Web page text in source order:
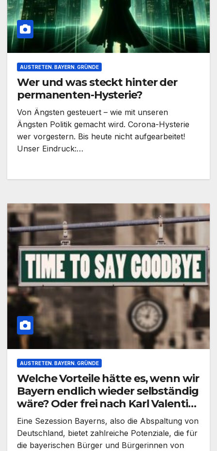
AUSTRETEN. BAYERN. GRÜNDE
Wer und was steckt hinter der
permanenten-Hysterie?
Von Ängsten gesteuert – wie mit unseren
Ängsten Politik gemacht wird. Corona-Hysterie
wer vorgestern. Bis heute nicht aufgearbeitet!
Unser Eindruck:…
AUSTRETEN. BAYERN. GRÜNDE
Welche Vorteile hätte es, wenn wir
Bayern endlich wieder selbständig
wäre? Oder frei nach Karl Valentin:
Mögen hätte ich schon wollen,
aber dürfen habe ich mich nicht
getraut.
Eine Sezession Bayerns, also die Abspaltung von
Deutschland, bietet zahlreiche Potenziale, die für
die bayerischen Bürger und Bürgerinnen von